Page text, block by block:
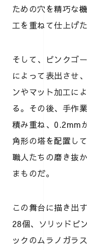
ための穴を精巧な
工を重ねて仕上げた
そして、ピンクゴ
によって表出させ
ンやマット加工に
る。その後、手作
積み重ね、0.2mm
角形の塔を配置し
職人たちの磨き抜
まものだ。
この舞台に描き出
28個、ソリッドピ
ックのムラノガラ